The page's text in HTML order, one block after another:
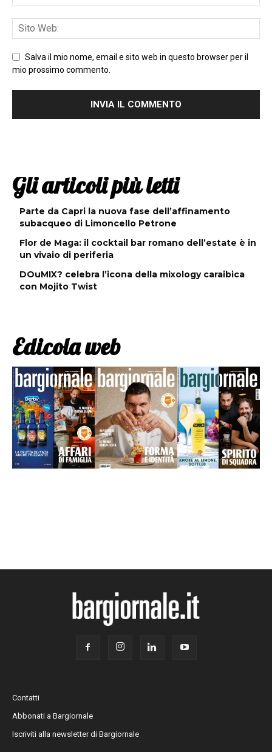
Salva il mio nome, email e sito web in questo browser per il
mio prossimo commento.
Gli articoli più letti
Parte da Capri la nuova fase dell’affinamento
subacqueo di Limoncello Petrone
Flor de Maga: il cocktail bar romano dell’estate è in
un vivaio di periferia
DOuMIX? celebra l’icona della mixology caraibica
con Mojito Twist
Edicola web
Contatti
Abbonati a Bargiornale
Iscriviti alla newsletter di Bargiornale